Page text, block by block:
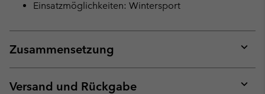
Einsatzmöglichkeiten: Wintersport
Zusammensetzung
or
Versand und Rückgabe